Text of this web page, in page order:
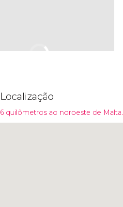
Localização
6 quilômetros ao noroeste de Malta.